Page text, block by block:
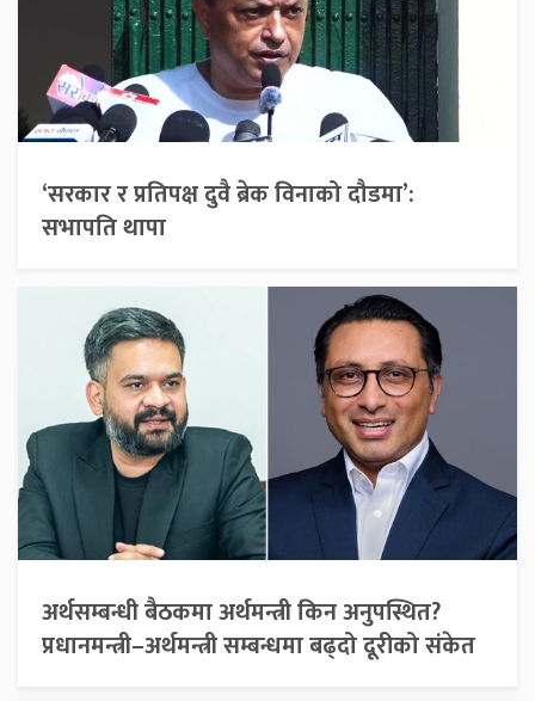
‘सरकार र प्रतिपक्ष दुवै ब्रेक विनाको दौडमा’:
सभापति थापा
अर्थसम्बन्धी बैठकमा अर्थमन्त्री किन अनुपस्थित?
प्रधानमन्त्री–अर्थमन्त्री सम्बन्धमा बढ्दो दूरीको संकेत